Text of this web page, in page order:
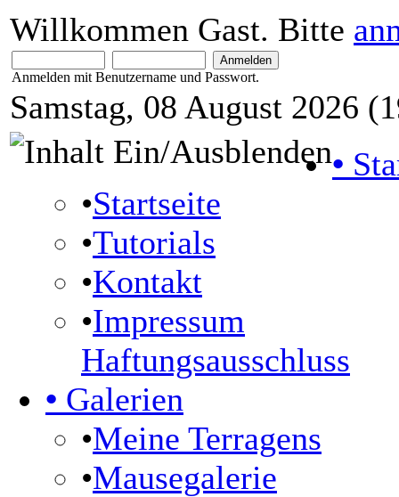
Willkommen Gast. Bitte
Anmelden mit Benutzername und Passwort.
Samstag, 08 August 2026
•
•Startseite
•Tutorials
•Kontakt
•Impressum
Haftungsausschluss
• Galerien
•Meine Terragens
•Mausegalerie